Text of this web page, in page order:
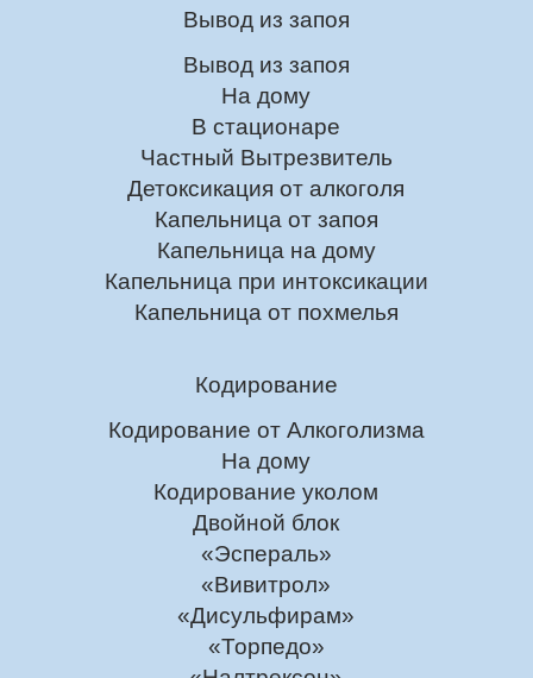
Вывод из запоя
Вывод из запоя
На дому
В стационаре
Частный Вытрезвитель
Детоксикация от алкоголя
Капельница от запоя
Капельница на дому
Капельница при интоксикации
Капельница от похмелья
Кодирование
Кодирование от Алкоголизма
На дому
Кодирование уколом
Двойной блок
«Эспераль»
«Вивитрол»
«Дисульфирам»
«Торпедо»